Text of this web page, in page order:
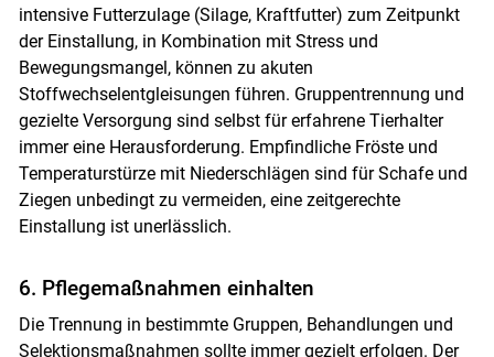
intensive Futterzulage (Silage, Kraftfutter) zum Zeitpunkt
der Einstallung, in Kombination mit Stress und
Bewegungsmangel, können zu akuten
Stoffwechselentgleisungen führen. Gruppentrennung und
gezielte Versorgung sind selbst für erfahrene Tierhalter
immer eine Herausforderung. Empfindliche Fröste und
Temperaturstürze mit Niederschlägen sind für Schafe und
Ziegen unbedingt zu vermeiden, eine zeitgerechte
Einstallung ist unerlässlich.
6. Pflegemaßnahmen einhalten
Die Trennung in bestimmte Gruppen, Behandlungen und
Selektionsmaßnahmen sollte immer gezielt erfolgen. Der